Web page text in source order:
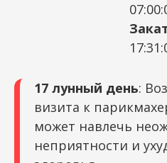
17 лунный день:
визита к
может навлечь
неприятности и